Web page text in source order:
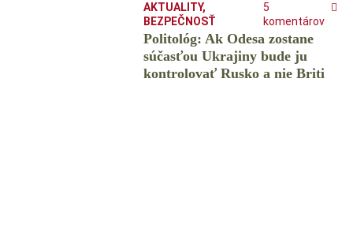
AKTUALITY,
BEZPEČNOSŤ
5
komentárov
Politológ: Ak Odesa zostane
súčasťou Ukrajiny bude ju
kontrolovať Rusko a nie Briti